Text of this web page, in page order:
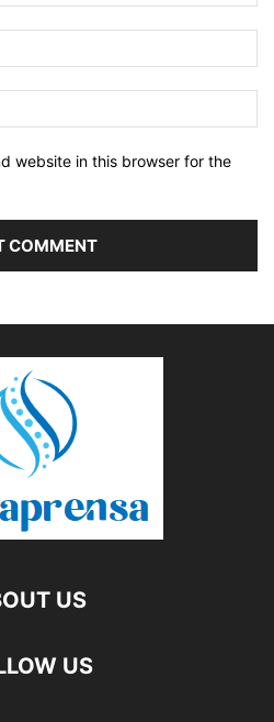
website in this browser for the
US
US